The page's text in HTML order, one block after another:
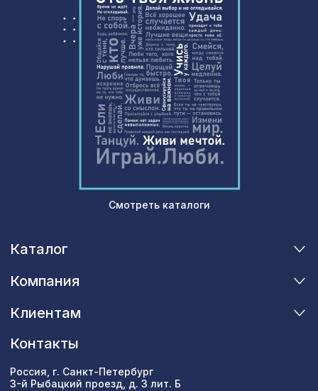
Смотреть каталоги
Каталог
Компания
Клиентам
Контакты
Россия, г. Санкт-Петербург
3-й Рыбацкий проезд, д. 3 лит. Б